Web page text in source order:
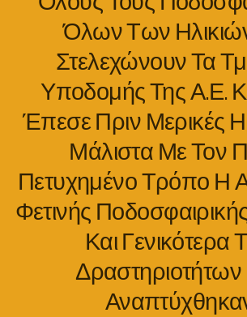
Όλων Των
Στελεχώνουν Τα
Υποδομής Της Α.Ε.
Έπεσε Πριν Μερικές
Μάλιστα Με Τον
Πετυχημένο Τρόπο Η
Φετινής
Και Γενικότερα